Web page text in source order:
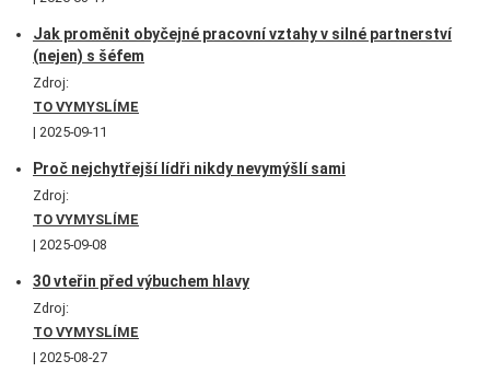
Jak proměnit obyčejné pracovní vztahy v silné partnerství
(nejen) s šéfem
Zdroj:
TO VYMYSLÍME
2025-09-11
Proč nejchytřejší lídři nikdy nevymýšlí sami
Zdroj:
TO VYMYSLÍME
2025-09-08
30 vteřin před výbuchem hlavy
Zdroj:
TO VYMYSLÍME
2025-08-27